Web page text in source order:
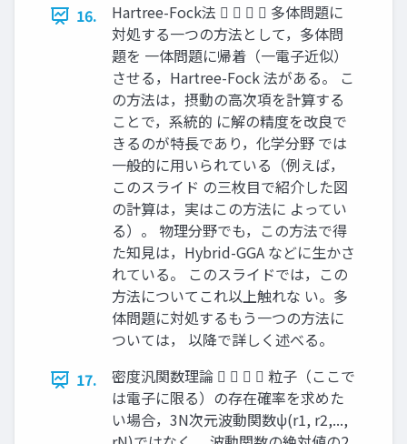
16.
Hartree-Fock法     多体問題に
対処する一つの方法として，多体問
題を 一体問題に帰着（一電子近似）
させる，Hartree-Fock 法がある。 こ
の方法は，摂動の高次項を計算する
ことで，系統的 に解の精度を改良で
きるのが特長であり，化学分野 では
一般的に用いられている（例えば，
このスライド の三枚目で紹介した図
の計算は，実はこの方法に よってい
る）。 物理分野でも，この方法で得
た知見は，Hybrid-GGA などに生かさ
れている。 このスライドでは，この
方法についてこれ以上触れな い。多
体問題に対処するもう一つの方法に
ついては， 以降で詳しく述べる。
17.
密度汎関数理論     粒子（ここで
は電子に限る）の存在確率を求めた
い場合，3N次元波動関数ψ(r1, r2,...,